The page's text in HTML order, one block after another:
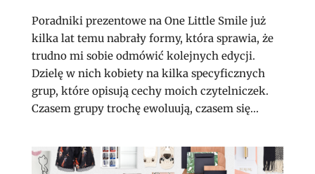
Poradniki prezentowe na One Little Smile już
kilka lat temu nabrały formy, która sprawia, że
trudno mi sobie odmówić kolejnych edycji.
Dzielę w nich kobiety na kilka specyficznych
grup, które opisują cechy moich czytelniczek.
Czasem grupy trochę ewoluują, czasem się...